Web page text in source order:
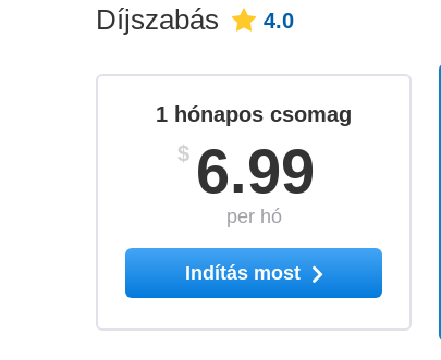
Díjszabás 4.0
1 hónapos csomag
$ 6.99
per hó
Indítás most